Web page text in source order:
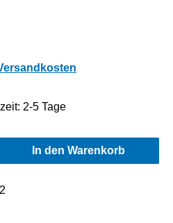
2-5 Tage
den gewünschten
In den Warenkorb